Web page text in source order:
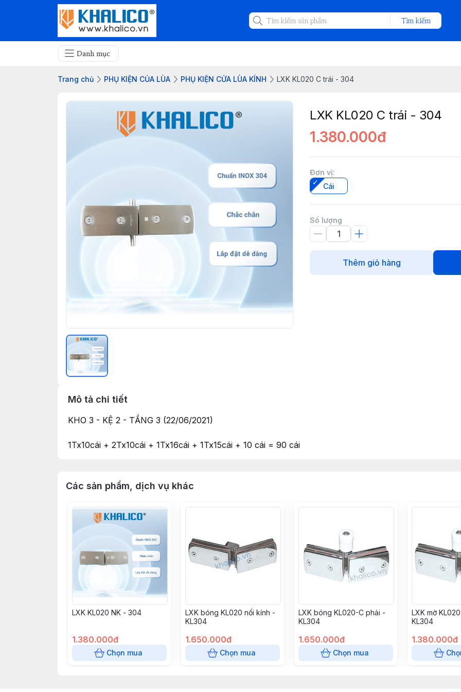
Tìm kiếm
Danh mục
Trang chủ PHỤ KIỆN CỦA LÙA PHỤ KIỆN CỬA LÙA KÍNH LXK KL020 C trái - 304
LXK KL020 C trái - 304
1.380.000đ
Đơn vị:
Cái
Số lượng
Thêm giỏ hàng
Mô tả chi tiết
KHO 3 - KỆ 2 - TẦNG 3 (22/06/2021)
1Tx10cái + 2Tx10cái + 1Tx16cái + 1Tx15cái + 10 cái = 90 cái
Các sản phẩm, dịch vụ khác
LXK KL020 NK - 304
1.380.000đ
Chọn mua
LXK bóng KL020 nối kính -
KL304
1.650.000đ
Chọn mua
LXK bóng KL020-C phải -
KL304
1.650.000đ
Chọn mua
LXK mờ
KL304
1.380.000đ